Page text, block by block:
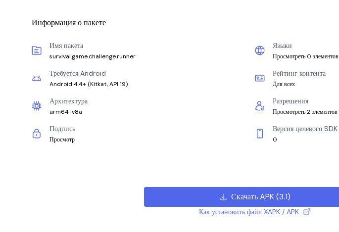
Информация о пакете
Имя пакета
survival.game.challenge.runner
Языки
Просмотреть 0 элементов
Требуется Android
Android 4.4+ (Kitkat, API 19)
Рейтинг контента
Для всех
Архитектура
arm64-v8a
Разрешения
Просмотреть 2 элементов
Подпись
Просмотр
Версия целевого SDK
0
Скачать APK(3.1)
Как установить файл XAPK / APK